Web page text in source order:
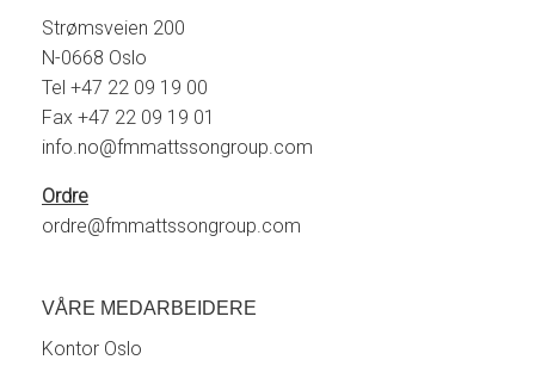
Strømsveien 200
N-0668 Oslo
Tel +47 22 09 19 00
Fax +47 22 09 19 01
info.no@fmmattssongroup.com
Ordre
ordre@fmmattssongroup.com
VÅRE MEDARBEIDERE
Kontor Oslo